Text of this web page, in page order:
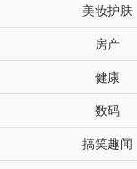
美妆护肤
房产
健康
数码
搞笑趣闻